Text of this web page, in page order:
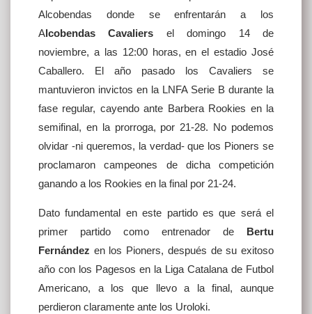
Alcobendas donde se enfrentarán a los
Alcobendas Cavaliers el domingo 14 de
noviembre, a las 12:00 horas, en el estadio José
Caballero. El año pasado los Cavaliers se
mantuvieron invictos en la LNFA Serie B durante la
fase regular, cayendo ante Barbera Rookies en la
semifinal, en la prorroga, por 21-28. No podemos
olvidar -ni queremos, la verdad- que los Pioners se
proclamaron campeones de dicha competición
ganando a los Rookies en la final por 21-24.
Dato fundamental en este partido es que será el
primer partido como entrenador de Bertu
Fernández en los Pioners, después de su exitoso
año con los Pagesos en la Liga Catalana de Futbol
Americano, a los que llevo a la final, aunque
perdieron claramente ante los Uroloki.